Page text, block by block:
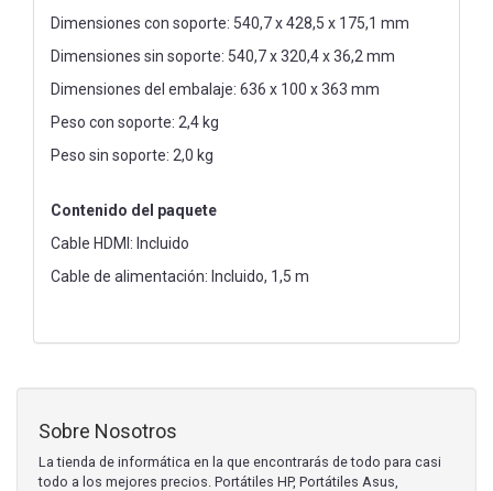
Dimensiones con soporte: 540,7 x 428,5 x 175,1 mm
Dimensiones sin soporte: 540,7 x 320,4 x 36,2 mm
Dimensiones del embalaje: 636 x 100 x 363 mm
Peso con soporte: 2,4 kg
Peso sin soporte: 2,0 kg
Contenido del paquete
Cable HDMI: Incluido
Cable de alimentación: Incluido, 1,5 m
Sobre Nosotros
La tienda de informática en la que encontrarás de todo para casi
todo a los mejores precios. Portátiles HP, Portátiles Asus,